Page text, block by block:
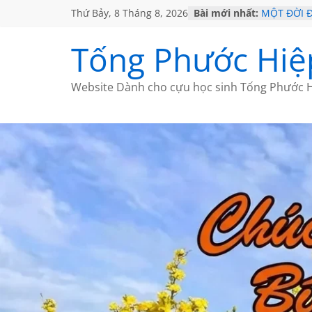
Thứ Bảy, 8 Tháng 8, 2026 Bài mới nhất: MỘT ĐỜI
CHÙM
GIÃ TỪ ĐÀ
HỌC SỬ
Tống Phước
Website Dành cho cựu học sinh Tống Phước